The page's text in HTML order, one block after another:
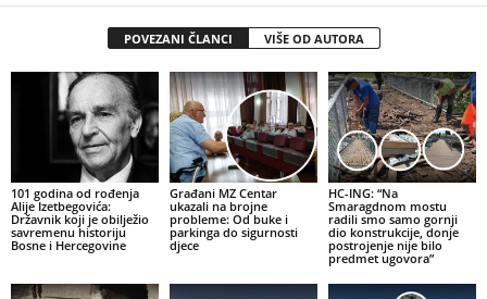
POVEZANI ČLANCI VIŠE OD AUTORA
101 godina od rođenja
Alije Izetbegovića:
Državnik koji je obilježio
savremenu historiju
Bosne i Hercegovine
Građani MZ Centar
ukazali na brojne
probleme: Od buke i
parkinga do sigurnosti
djece
HC-ING: “Na
Smaragdnom mostu
radili smo samo gornji
dio konstrukcije, donje
postrojenje nije bilo
predmet ugovora”